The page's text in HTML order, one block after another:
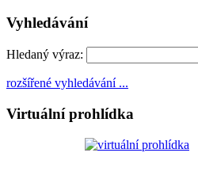
Vyhledávání
Hledaný výraz:
rozšířené vyhledávání ...
Virtuální prohlídka